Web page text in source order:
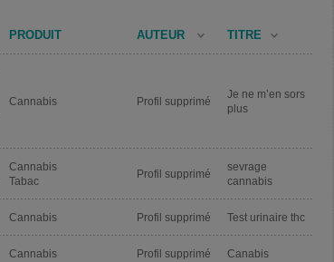
PRODUIT AUTEUR TITRE
Cannabis Profil supprimé
Je ne m’en sors
plus
Cannabis
Tabac
Profil supprimé
sevrage
cannabis
Cannabis Profil supprimé Test urinaire thc
Cannabis Profil supprimé Canabis